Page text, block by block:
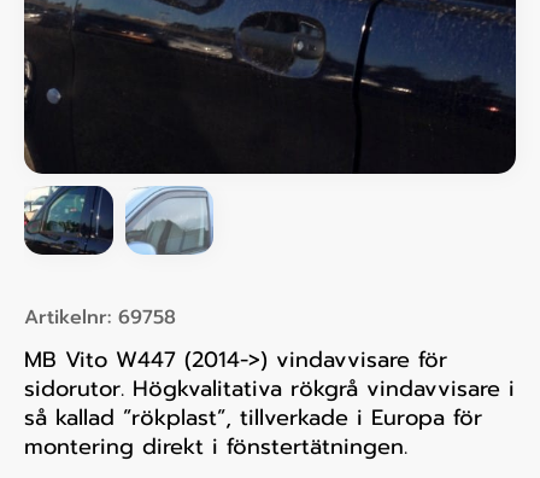
Artikelnr: 69758
MB Vito W447 (2014->) vindavvisare för
sidorutor. Högkvalitativa rökgrå vindavvisare i
så kallad ”rökplast”, tillverkade i Europa för
montering direkt i fönstertätningen.